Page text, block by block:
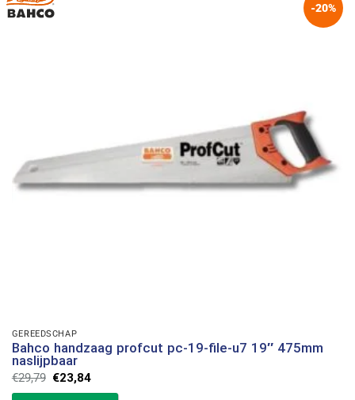
-20%
GEREEDSCHAP
Bahco handzaag profcut pc-19-file-u7 19″ 475mm
naslijpbaar
€29,79 Oorspronkelijke
prijs
€23,84Huidige